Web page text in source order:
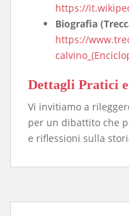
https://
Biografia
https://
​Dettagli Pratici
​Vi invitiamo a
per un dibattito che
e riflessioni sulla